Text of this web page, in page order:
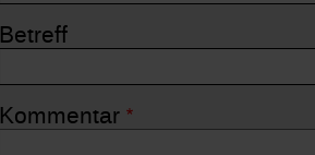
Betreff
Kommentar